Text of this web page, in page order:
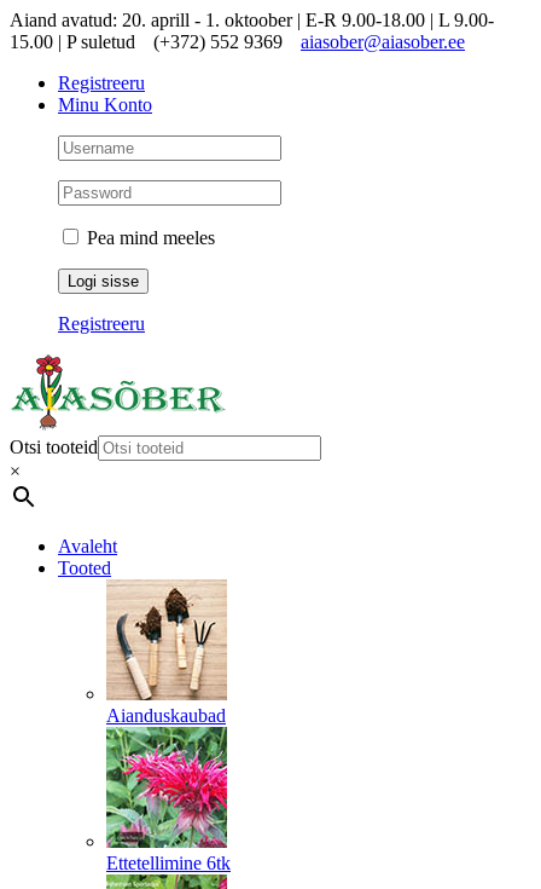
Skip
to
Aiand avatud: 20. aprill - 1. oktoober | E-R 9.00-18.00 | L 9.00-
15.00 | P suletud
(+372) 552 9369
aiasober@aiasober.ee
Registreeru
Minu Konto
Pea mind meeles
Registreeru
Otsi tooteid
×
Avaleht
Tooted
Aianduskaubad
Ettetellimine 6tk